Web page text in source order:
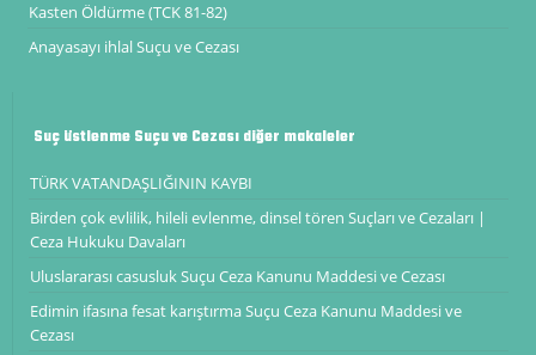
Kasten Öldürme (TCK 81-82)
Anayasayı ihlal Suçu ve Cezası
Suç üstlenme Suçu ve Cezası diğer makaleler
TÜRK VATANDAŞLIĞININ KAYBI
Birden çok evlilik, hileli evlenme, dinsel tören Suçları ve Cezaları |
Ceza Hukuku Davaları
Uluslararası casusluk Suçu Ceza Kanunu Maddesi ve Cezası
Edimin ifasına fesat karıştırma Suçu Ceza Kanunu Maddesi ve
Cezası